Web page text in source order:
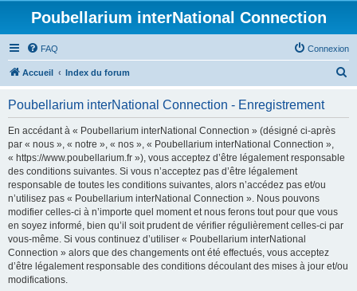
Poubellarium interNational Connection
FAQ Connexion
Accueil Index du forum
Poubellarium interNational Connection - Enregistrement
En accédant à « Poubellarium interNational Connection » (désigné ci-après
par « nous », « notre », « nos », « Poubellarium interNational Connection »,
« https://www.poubellarium.fr »), vous acceptez d’être légalement responsable
des conditions suivantes. Si vous n’acceptez pas d’être légalement
responsable de toutes les conditions suivantes, alors n’accédez pas et/ou
n’utilisez pas « Poubellarium interNational Connection ». Nous pouvons
modifier celles-ci à n’importe quel moment et nous ferons tout pour que vous
en soyez informé, bien qu’il soit prudent de vérifier régulièrement celles-ci par
vous-même. Si vous continuez d’utiliser « Poubellarium interNational
Connection » alors que des changements ont été effectués, vous acceptez
d’être légalement responsable des conditions découlant des mises à jour et/ou
modifications.